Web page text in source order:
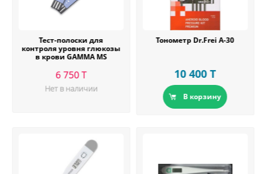
Тест-полоски для
контроля уровня глюкозы
в крови GAMMA MS
6 750 T
Нет в наличии
Тонометр Dr.Frei А-30
10 400 T
В корзину